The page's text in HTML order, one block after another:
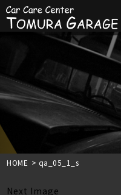
content
HOME > qa_05_1_s
Next Image